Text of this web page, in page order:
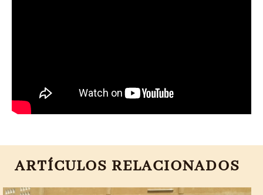
ARTÍCULOS RELACIONADOS